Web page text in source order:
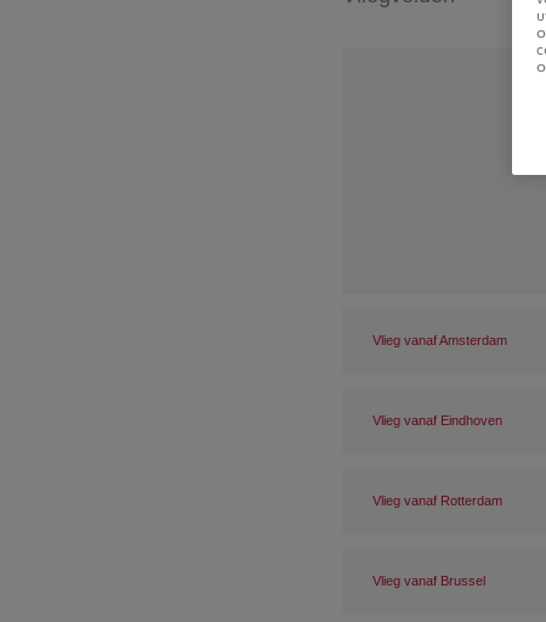
Vlieg vanaf Amsterdam
Vlieg vanaf Eindhoven
Vlieg vanaf Rotterdam
Vlieg vanaf Brussel